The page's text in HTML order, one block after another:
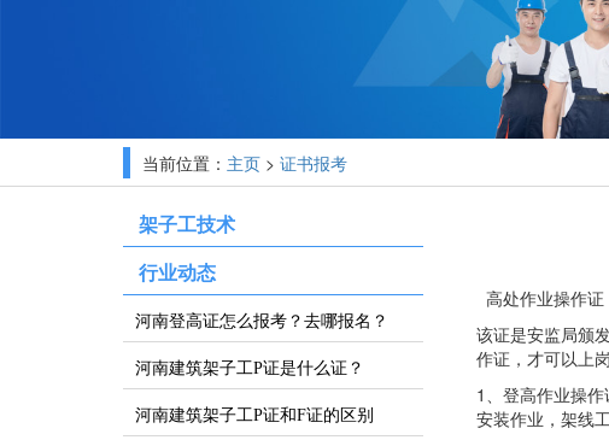
当前位置： 主页 > 证书报考
高处作业操作证
该证是安监局颁
作证，才可以上岗
1、登高作业操
安装作业，架线工
架子工技术
行业动态
河南登高证怎么报考？去哪报名？
河南建筑架子工P证是什么证？
河南建筑架子工P证和F证的区别